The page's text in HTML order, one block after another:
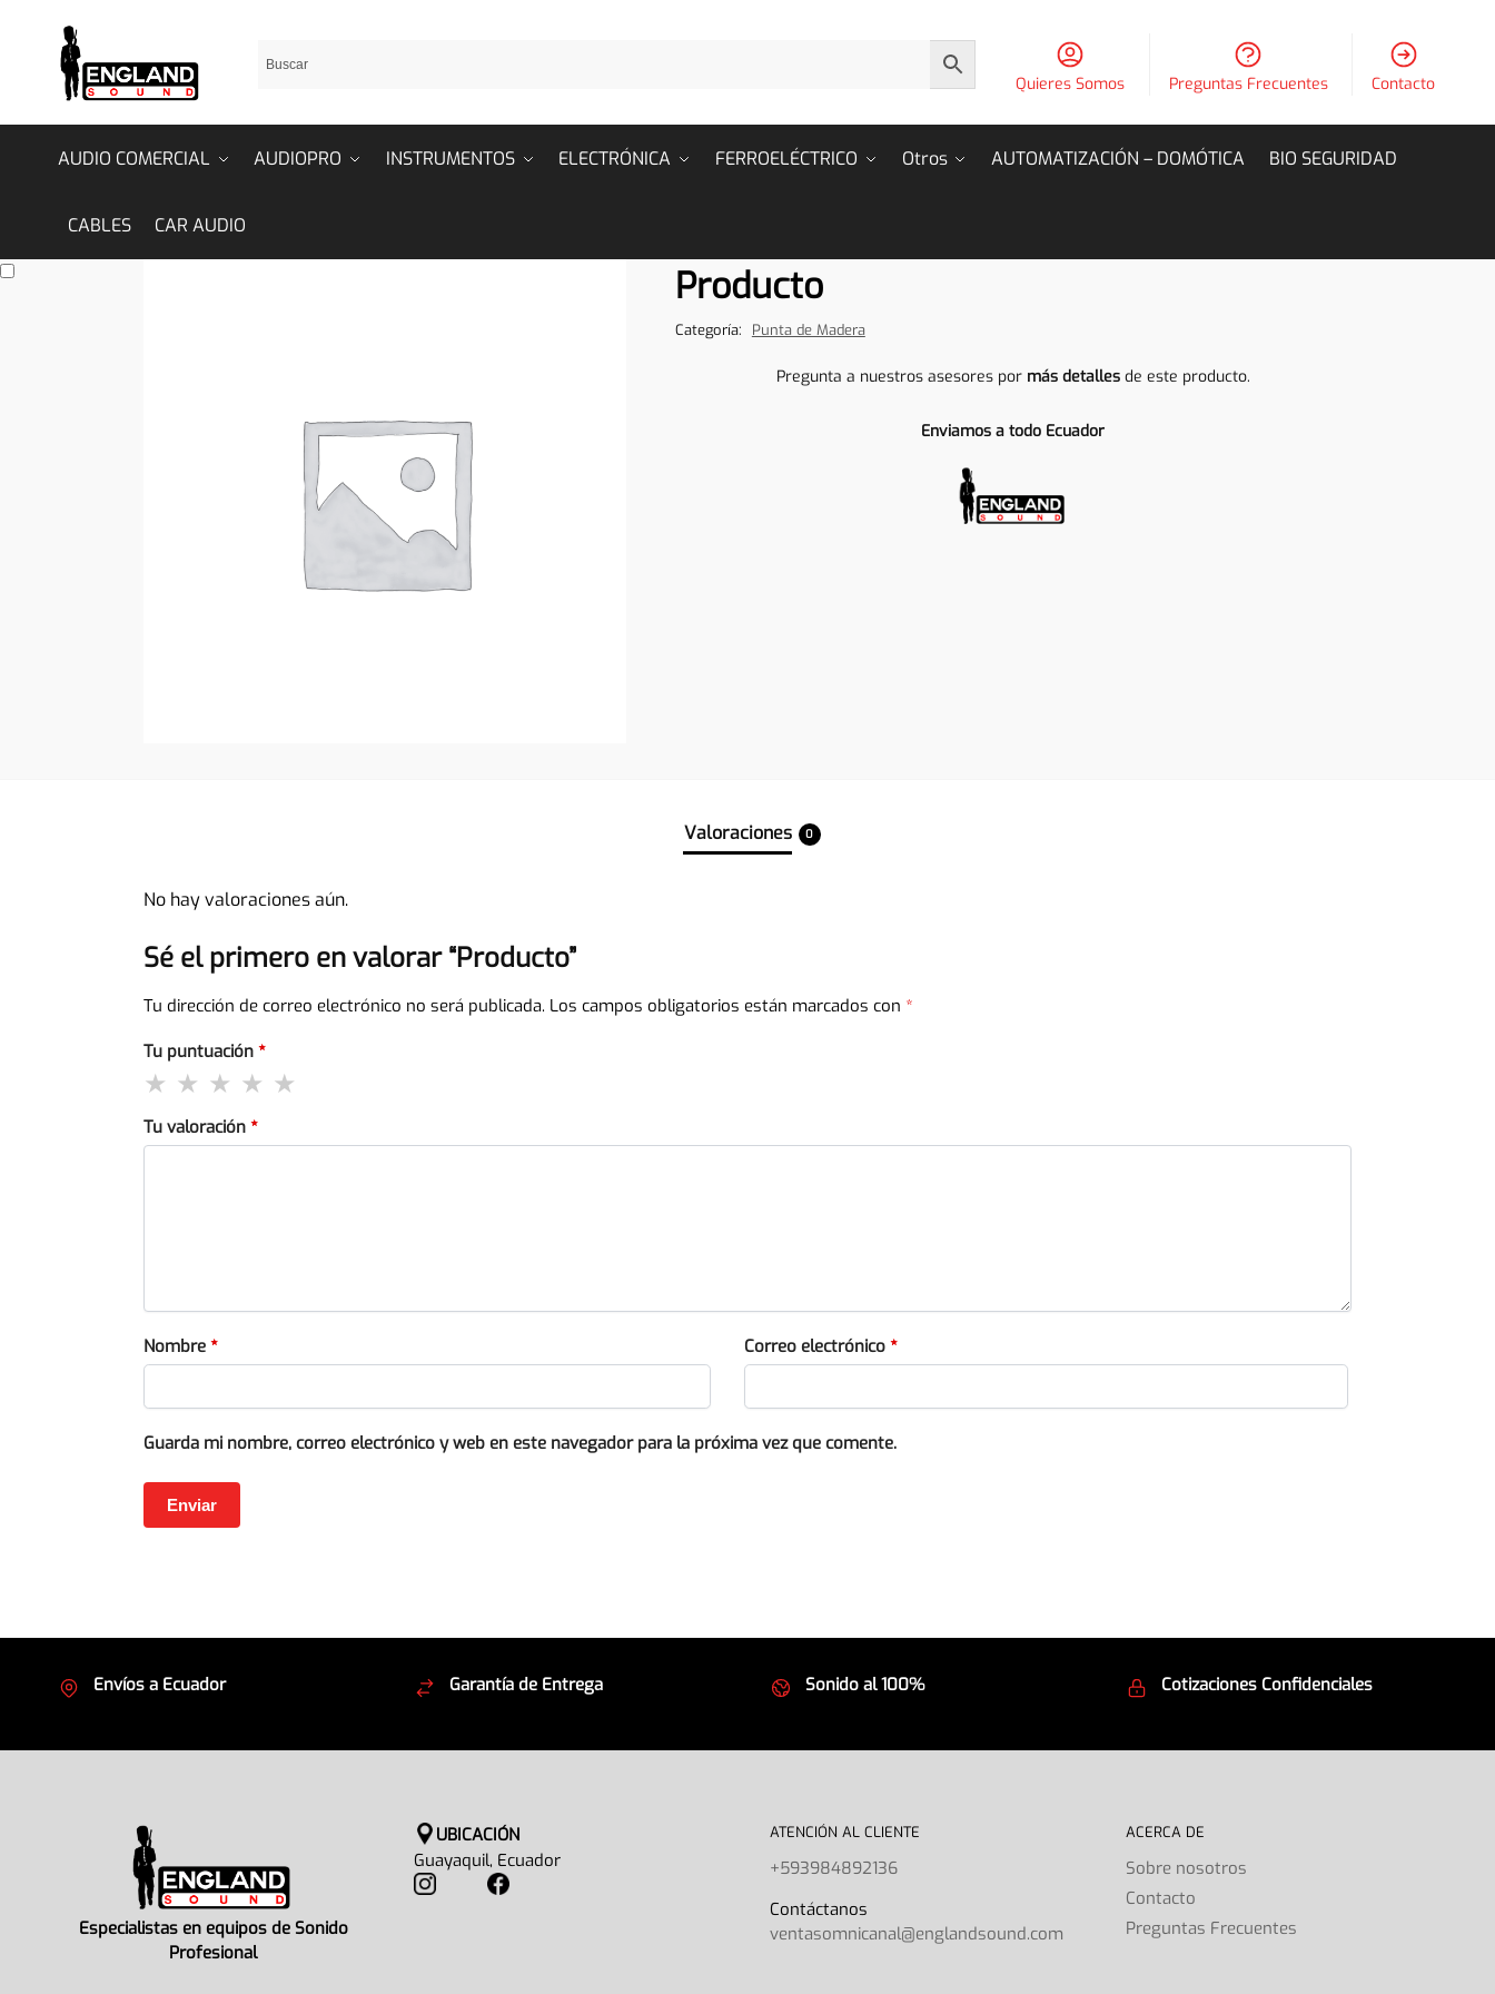
Quieres Somos Preguntas Frecuentes Contacto
AUDIO COMERCIAL AUDIOPRO INSTRUMENTOS ELECTRÓNICA FERROELÉCTRICO Otros AUTOMATIZACIÓN – DOMÓTICA BIO SEGURIDAD
CABLES CAR AUDIO
Producto
Categoría: Punta de Madera
Pregunta a nuestros asesores por más detallesde este producto.
Enviamos a todo Ecuador
Valoraciones 0
No hay valoraciones aún.
Sé el primero en valorar “Producto”
Tu dirección de correo electrónico no será publicada. Los campos obligatorios están marcados con *
Tu puntuación *
Tu valoración *
Nombre * Correo electrónico *
Guarda mi nombre, correo electrónico y web en este navegador para la próxima vez que comente.
Envíos a Ecuador Garantía de Entrega Sonido al 100% Cotizaciones Confidenciales
Especialistas en equipos de Sonido
Profesional
UBICACIÓN
Guayaquil, Ecuador
ATENCIÓN AL CLIENTE
+593984892136
Contáctanos
ventasomnicanal@englandsound.com
ACERCA DE
Sobre nosotros
Contacto
Preguntas Frecuentes